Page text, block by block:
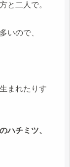
と二人で。
いので、
まれたりす
ハチミツ、